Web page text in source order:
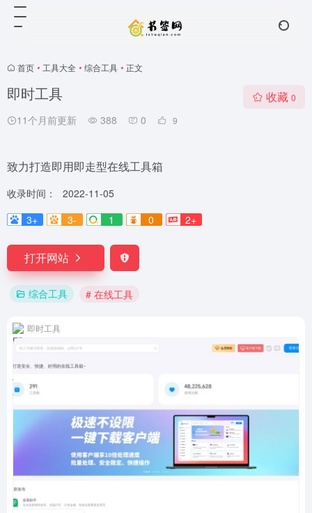
首页 • 工具大全 • 综合工具 • 正文
即时工具
11个月前更新 388 0 9
收藏 0
致力打造即用即走型在线工具箱
收录时间：
2022-11-05
3+
3- 1 0 2+
打开网站
综合工具 # 在线工具
即时工具